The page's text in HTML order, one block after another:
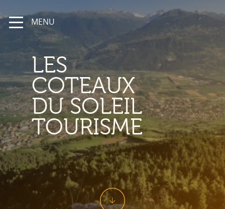
MENU
LES
COTEAUX
DU SOLEIL
TOURISME